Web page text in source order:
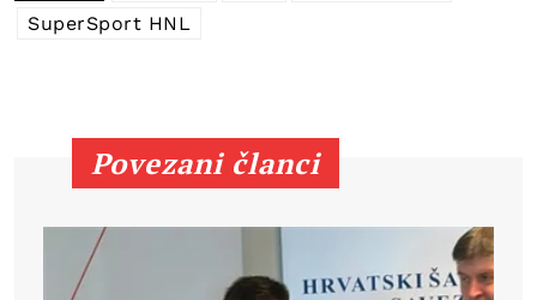
SuperSport HNL
Povezani članci